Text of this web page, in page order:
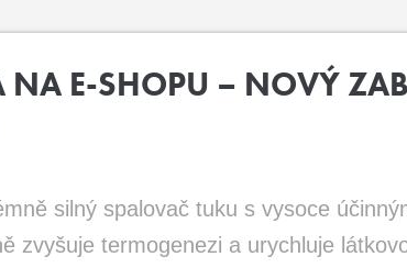
E-SHOPU – NOVÝ
silný spalovač tuku s vysoce
zvyšuje termogenezi a urychluje